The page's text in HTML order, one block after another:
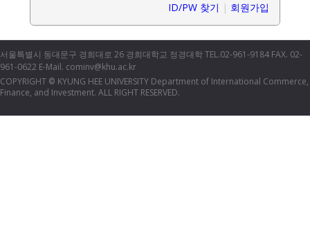
ID/PW 찾기 | 회원가입
서울특별시 동대문구 경희대로 26 경희대학교 정경대학 TEL.02-961-9184 FAX. 02-
961-0622 E-Mail. cominv@khu.ac.kr
COPYRIGHT © KYUNG HEE UNIVERSITY Department of International Commerce,
Finance, and Investment. ALL RIGHT RESERVED.